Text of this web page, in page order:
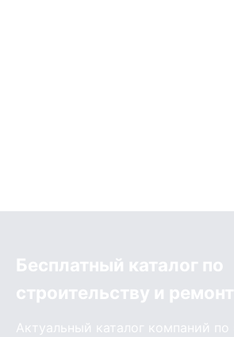
Бесплатный каталог по
строительству и
Актуальный каталог компаний по